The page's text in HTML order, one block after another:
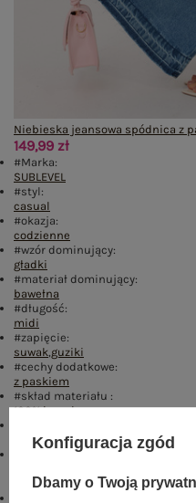
Niebieska jeansowa spódnica z
149,99 zł
#Marka:
SUBLEVEL
#styl:
casual
#okazja:
codzienne
#wzór dominujący:
gładki
#materiał dominujący:
bawełna
#długość:
midi
#zapięcie:
suwak,guziki
#cechy dodatkowe:
z paskiem
#skład materiału :
100% bawełna
pranie w pralce w 30°C
biust 85 cm, talia 62 cm, biodra
Konfiguracja zgód
Dbamy o Twoją